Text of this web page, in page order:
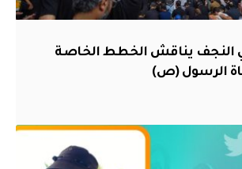
النجف يناقش الخطط الخاصة
الرسول (ص)